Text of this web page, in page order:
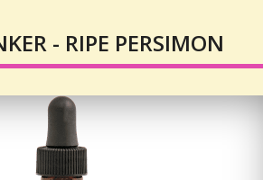
- RIPE PERSIMON